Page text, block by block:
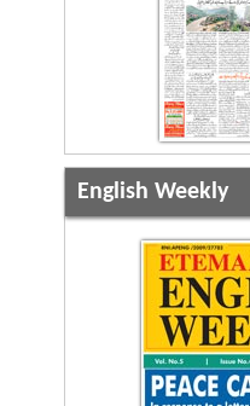
English Weekly